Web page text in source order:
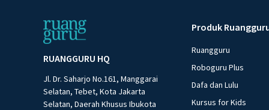
RUANGGURU HQ
Jl. Dr. Saharjo No.161, Manggarai
Selatan, Tebet, Kota Jakarta
Selatan, Daerah Khusus Ibukota
Produk
Ruangguru
Roboguru Plus
Dafa dan Lulu
Kursus for Kids